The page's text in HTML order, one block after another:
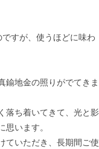
すが、使うほどに味わ
鍮地金の照りがでてきま
落ち着いてきて、光と影
います。
ていただき、長期間ご使